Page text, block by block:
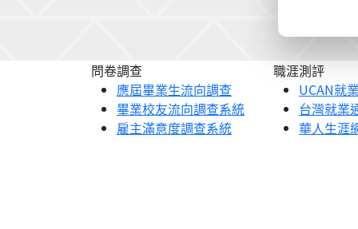
問卷調查
應屆畢業生流向調查
畢業校友流向調查系統
雇主滿意度調查系統
職涯測評
UCAN就
台灣就業
華人生涯